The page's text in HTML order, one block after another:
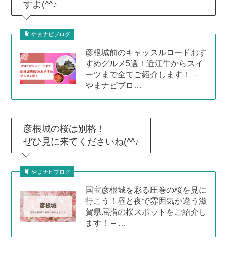
すよ(^^♪
やまナビブログ
彦根城前のキャッスルロードおす
すめグルメ5選！近江牛からスイ
ーツまで全てご紹介します！ –
やまナビブロ…
彦根城の桜は別格！
ぜひ見に来てくださいね(^^♪
やまナビブログ
国宝彦根城を彩る圧巻の桜を見に
行こう！昼と夜で雰囲気が違う滋
賀県屈指の桜スポットをご紹介し
ます！ – …